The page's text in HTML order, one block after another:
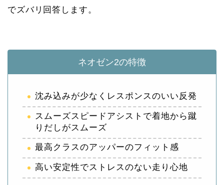
でズバリ回答します。
ネオゼン2の特徴
沈み込みが少なくレスポンスのいい反発
スムーズスピードアシストで着地から蹴
りだしがスムーズ
最高クラスのアッパーのフィット感
高い安定性でストレスのない走り心地